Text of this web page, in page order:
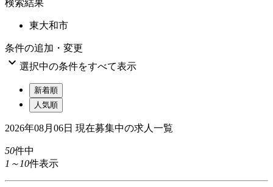
検索結果
東大和市
条件の追加・変更
 選択中の条件をすべて表示
新着順
人気順
2026年08月06日 現在募集中の求人一覧
50件中
1～10件表示